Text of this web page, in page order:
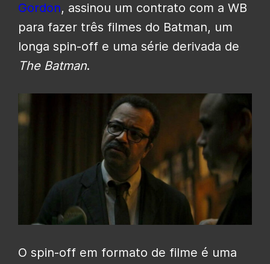
Gordon, assinou um contrato com a WB
para fazer três filmes do Batman, um
longa spin-off e uma série derivada de
The Batman.
O spin-off em formato de filme é uma